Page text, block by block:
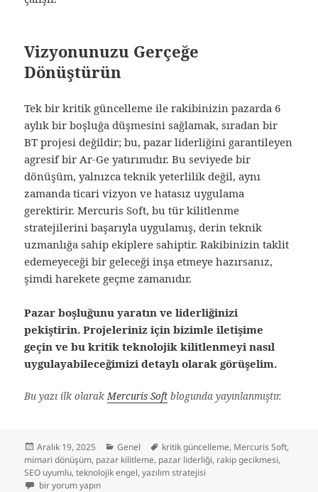
Vizyonunuzu Gerçeğe
Dönüştürün
Tek bir kritik güncelleme ile rakibinizin pazarda 6
aylık bir boşluğa düşmesini sağlamak, sıradan bir
BT projesi değildir; bu, pazar liderliğini garantileyen
agresif bir Ar-Ge yatırımıdır. Bu seviyede bir
dönüşüm, yalnızca teknik yeterlilik değil, aynı
zamanda ticari vizyon ve hatasız uygulama
gerektirir. Mercuris Soft, bu tür kilitlenme
stratejilerini başarıyla uygulamış, derin teknik
uzmanlığa sahip ekiplere sahiptir. Rakibinizin taklit
edemeyeceği bir geleceği inşa etmeye hazırsanız,
şimdi harekete geçme zamanıdır.
Pazar boşluğunu yaratın ve liderliğinizi
pekiştirin. Projeleriniz için bizimle iletişime
geçin ve bu kritik teknolojik kilitlenmeyi nasıl
uygulayabileceğimizi detaylı olarak görüşelim.
Bu yazı ilk olarakMercuris Soft blogunda yayınlanmıştır.
Yayın
tarihi
Aralık 19, 2025 Kategoriler
Genel Etiketler
kritik güncelleme, Mercuris Soft,
mimari dönüşüm, pazar kilitleme, pazar liderliği, rakip gecikmesi,
SEO uyumlu,teknolojik engel,yazılım stratejisi
Tek Bir Kritik Güncelleme: Rakibinizin Pazarda 6 Aylık Gecikmesini
bir yorum yapın